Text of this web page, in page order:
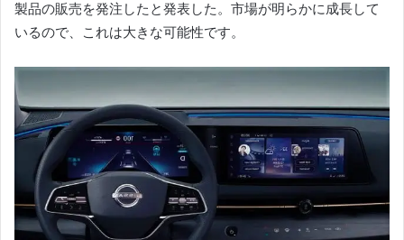
製品の販売を発注したと発表した。 市場が明らかに成長して
いるので、これは大きな可能性です。